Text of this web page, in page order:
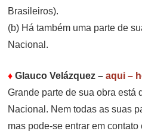
Brasileiros).
(b) Há também uma parte de
Nacional.
♦Glauco Velázquez –aqui –
Grande parte de sua obra está
Nacional. Nem todas as suas
mas pode-se entrar em